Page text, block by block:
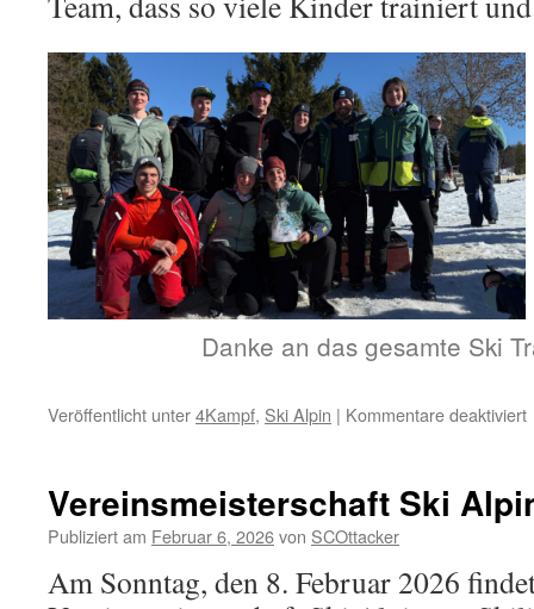
Danke an das gesamte Ski
Veröffentlicht unter4Kampf, Ski Alpin | Kommentare deaktiviert
–
Vereinsmeisterschaft Ski
Publiziert am Februar 6, 2026von SCOttacker
Am Sonntag, den 8. Februar 2026